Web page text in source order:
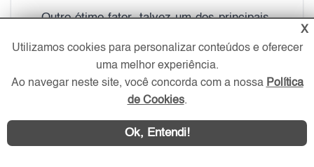
Outro ótimo fator, talvez um dos principais,
região é atendida pela Linha 3 – Vermelha
do Metrô, dando fácil acesso através das
estações Penha, Vila Matilde, Guilhermina-
Esperança e Patriarca.
X
Utilizamos cookies para personalizar conteúdos e oferecer
uma melhor experiência.
Ao navegar neste site, você concorda com a nossa Política
de Cookies.
Ok, Entendi!